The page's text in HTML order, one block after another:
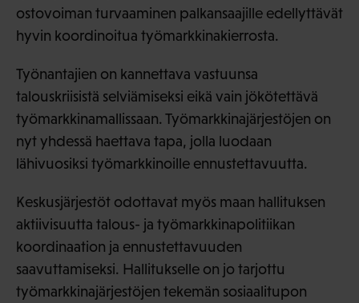
ostovoiman turvaaminen palkansaajille edellyttävät
hyvin koordinoitua työmarkkinakierrosta.
Työnantajien on kannettava vastuunsa
talouskriisistä selviämiseksi eikä vain jökötettävä
työmarkkinamallissaan. Työmarkkinajärjestöjen on
nyt yhdessä haettava tapa, jolla luodaan
lähivuosiksi työmarkkinoille ennustettavuutta.
Keskusjärjestöt odottavat myös maan hallituksen
aktiivisuutta talous- ja työmarkkinapolitiikan
koordinaation ja ennustettavuuden
saavuttamiseksi. Hallitukselle on jo tarjottu
työmarkkinajärjestöjen tekemän sosiaalitupon